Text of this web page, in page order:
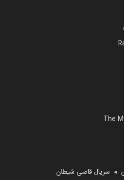
The
◄ سریال قاضی شیطان